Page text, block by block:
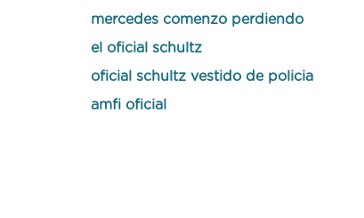
mercedes comenzo perdiendo
el oficial schultz
oficial schultz vestido de policia
amfi oficial